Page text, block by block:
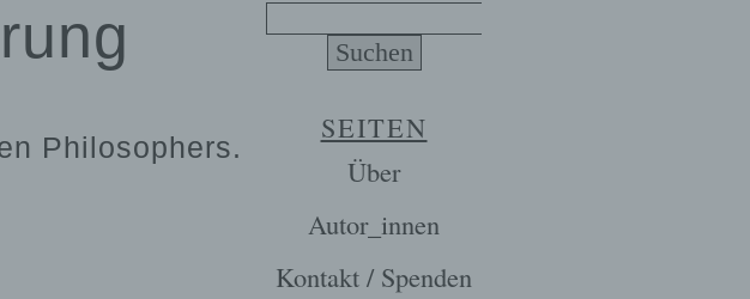
Philosophers.
Suchen
SEITEN
Über
Autor_innen
Kontakt / Spenden